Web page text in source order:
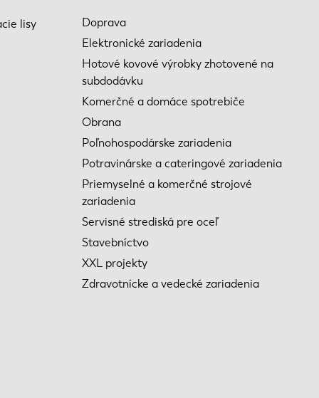
lisy
Doprava
Elektronické zariadenia
Hotové kovové výrobky zhotovené na
subdodávku
Komerčné a domáce spotrebiče
Obrana
Poľnohospodárske zariadenia
Potravinárske a cateringové zariadenia
Priemyselné a komerčné strojové
zariadenia
Servisné strediská pre oceľ
Stavebníctvo
XXL projekty
Zdravotnícke a vedecké zariadenia